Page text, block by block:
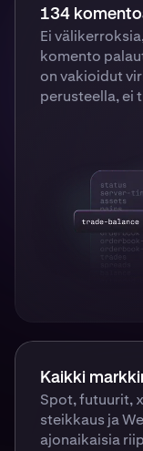
134
Ei
komento
on vakioidut
perusteella, ei
Kaikki
Spot, futuurit,
steikkaus ja
ajonaikaisia